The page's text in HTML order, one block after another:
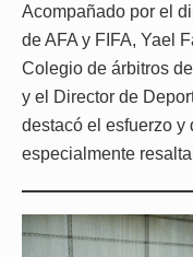
Acompañado por el
de AFA y FIFA, Yael
Colegio de árbitros
y el Director de
destacó el esfuerzo y
especialmente